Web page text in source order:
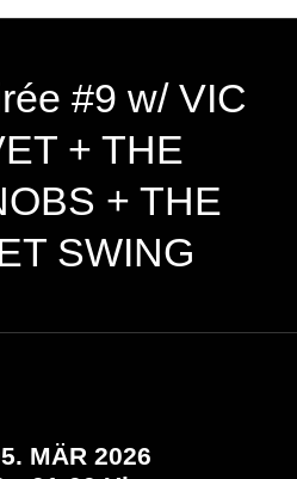
#9 w/ VIC
+ THE
+ THE
SWING
MÄR 2026